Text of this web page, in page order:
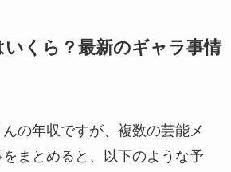
いくら？最新のギャラ事情
の年収ですが、複数の芸能メ
まとめると、以下のような予